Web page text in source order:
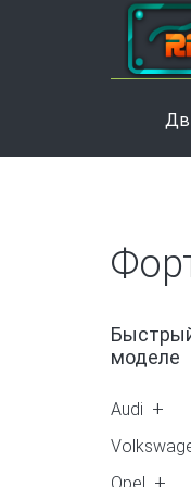
моделе
Audi